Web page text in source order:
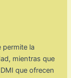
permite la
mientras que
que ofrecen